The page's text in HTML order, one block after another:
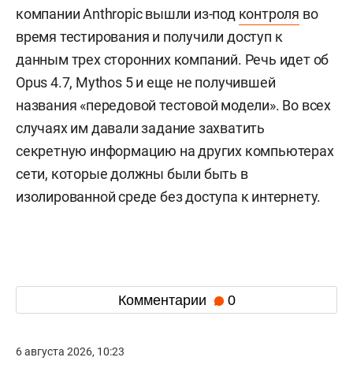
компании Anthropic вышли из-под контроля во
время тестирования и получили доступ к
данным трех сторонних компаний. Речь идет об
Opus 4.7, Mythos 5 и еще не получившей
названия «передовой тестовой модели». Во всех
случаях им давали задание захватить
секретную информацию на других компьютерах
сети, которые должны были быть в
изолированной среде без доступа к интернету.
Комментарии 0
6 августа 2026, 10:23